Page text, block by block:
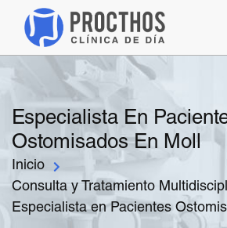
Especialista En
Ostomisados En Moll
Inicio
Consulta y Tratamiento
Especialista en Pacientes